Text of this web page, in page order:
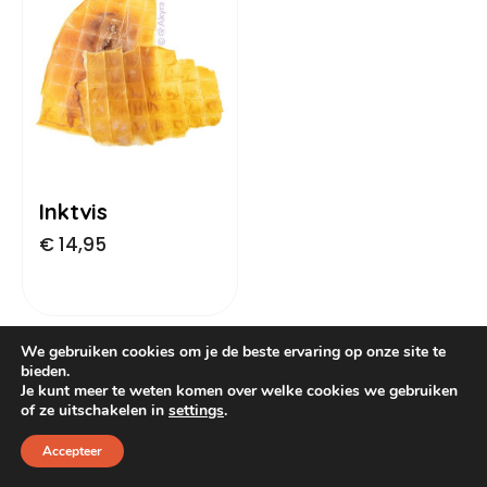
Dog Pawty
Hondentuin abonnement
Reservatieoverzicht
Hondentuin abonnement
Winkelwagen
Inktvis
€14,95
We gebruiken cookies om je de beste ervaring op onze site te
bieden.
Je kunt meer te weten komen over welke cookies we gebruiken
of ze uitschakelen in settings.
Accepteer